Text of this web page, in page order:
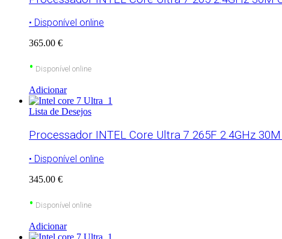
• Disponível online
365.00 €
• Disponível online
Adicionar
Lista de Desejos
Processador INTEL Core Ultra 7 265F 2.4GHz
• Disponível online
345.00 €
• Disponível online
Adicionar